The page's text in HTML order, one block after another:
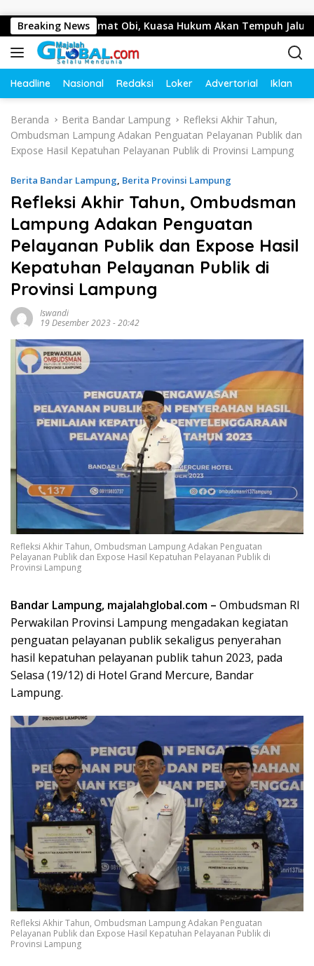
Breaking News
Camat Obi, Kuasa Hukum Akan Tempuh Jalur Hukum
Headline Nasional Redaksi Loker Advertorial Iklan
Beranda Berita Bandar Lampung
Refleksi Akhir Tahun,
Ombudsman Lampung Adakan Penguatan Pelayanan Publik dan
Expose Hasil Kepatuhan Pelayanan Publik di Provinsi Lampung
Berita Bandar Lampung, Berita Provinsi Lampung
Refleksi Akhir Tahun, Ombudsman
Lampung Adakan Penguatan
Pelayanan Publik dan Expose Hasil
Kepatuhan Pelayanan Publik di
Provinsi Lampung
Iswandi
19 Desember 2023 - 20:42
Refleksi Akhir Tahun, Ombudsman Lampung Adakan Penguatan
Pelayanan Publik dan Expose Hasil Kepatuhan Pelayanan Publik di
Provinsi Lampung
Bandar Lampung, majalahglobal.com – Ombudsman RI
Perwakilan Provinsi Lampung mengadakan kegiatan
penguatan pelayanan publik sekaligus penyerahan
hasil kepatuhan pelayanan publik tahun 2023, pada
Selasa (19/12) di Hotel Grand Mercure, Bandar
Lampung.
Refleksi Akhir Tahun, Ombudsman Lampung Adakan Penguatan
Pelayanan Publik dan Expose Hasil Kepatuhan Pelayanan Publik di
Provinsi Lampung